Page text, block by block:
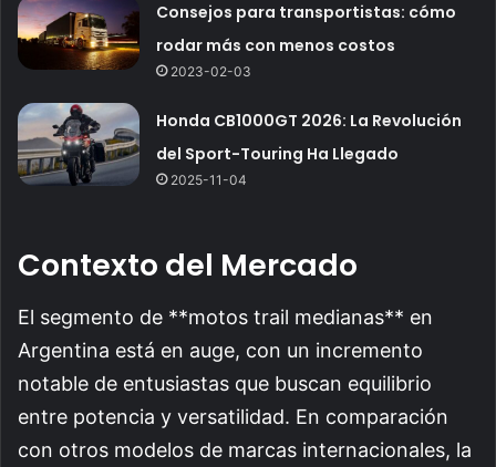
Consejos para transportistas: cómo
rodar más con menos costos
2023-02-03
Honda CB1000GT 2026: La Revolución
del Sport-Touring Ha Llegado
2025-11-04
Contexto del Mercado
El segmento de **motos trail medianas** en
Argentina está en auge, con un incremento
notable de entusiastas que buscan equilibrio
entre potencia y versatilidad. En comparación
con otros modelos de marcas internacionales, la